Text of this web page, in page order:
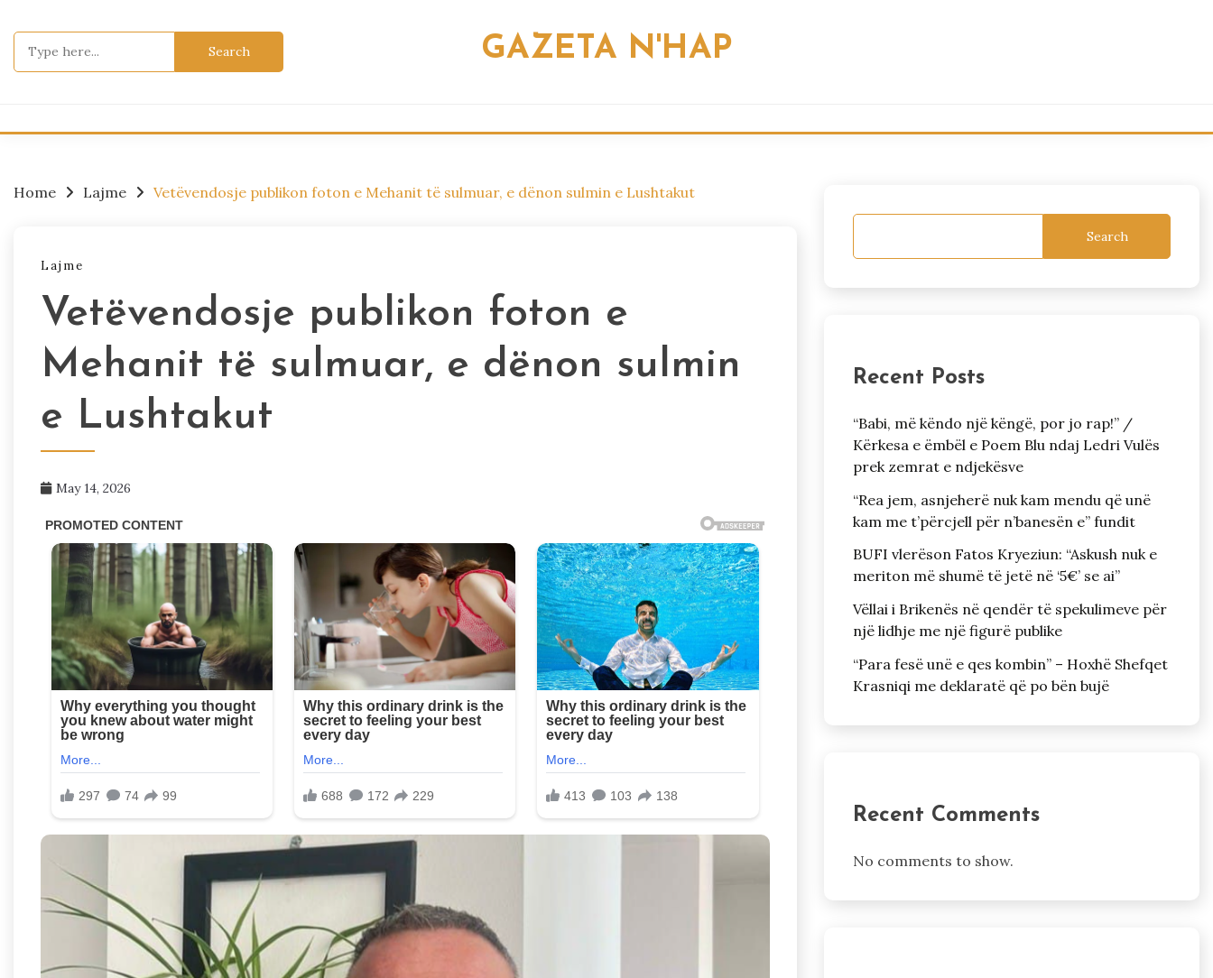
to
content
GAZETA N'HAP
Home Lajme Vetëvendosje publikon foton e Mehanit të sulmuar, e dënon sulmin e Lushtakut
Lajme
Vetëvendosje publikon foton e
Mehanit të sulmuar, e dënon sulmin
e Lushtakut
May 14, 2026
Search
Recent Posts
“Babi, më këndo një këngë, por jo rap!” /
Kërkesa e ëmbël e Poem Blu ndaj Ledri Vulës
prek zemrat e ndjekësve
“Rea jem, asnjeherë nuk kam mendu që unë
kam me t’përcjell për n’banesën e” fundit
BUFI vlerëson Fatos Kryeziun: “Askush nuk e
meriton më shumë të jetë në ‘5€’ se ai”
Vëllai i Brikenës në qendër të spekulimeve për
një lidhje me një figurë publike
“Para fesë unë e qes kombin” – Hoxhë Shefqet
Krasniqi me deklaratë që po bën bujë
Recent Comments
No comments to show.